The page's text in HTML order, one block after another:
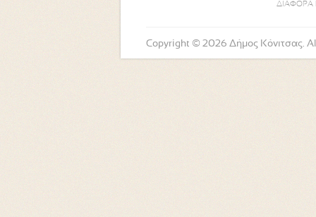
ΔΙΑΦΟΡΑ
Copyright © 2026 Δήμος Κόνιτσας.